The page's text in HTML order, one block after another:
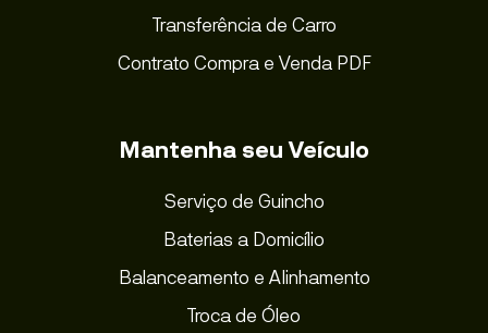
Transferência de Carro
Contrato Compra e Venda PDF
Mantenha seu Veículo
Serviço de Guincho
Baterias a Domicílio
Balanceamento e Alinhamento
Troca de Óleo